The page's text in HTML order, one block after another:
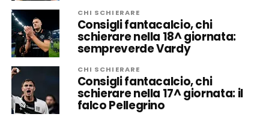
CHI SCHIERARE
Consigli fantacalcio, chi
schierare nella 18^ giornata:
sempreverde Vardy
CHI SCHIERARE
Consigli fantacalcio, chi
schierare nella 17^ giornata: il
falco Pellegrino